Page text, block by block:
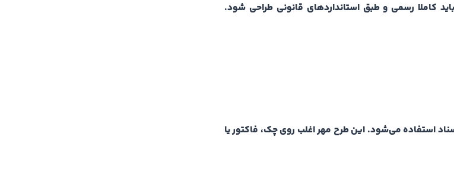
کاملا رسمی و طبق استانداردهای قانونی طراحی شود.
استفاده می‌شود. این طرح مهر اغلب روی چک، فاکتور یا